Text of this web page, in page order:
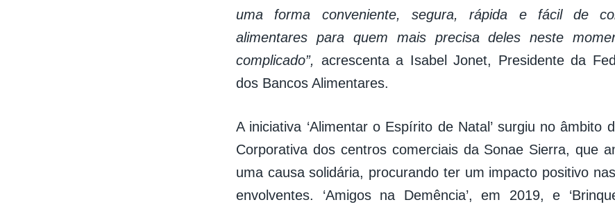
uma forma conveniente, segura, rápida e fácil de
alimentares para quem mais precisa deles neste
complicado”, acrescenta a Isabel Jonet, Presidente da
dos Bancos Alimentares.
A iniciativa ‘Alimentar o Espírito de Natal’ surgiu no âmbito
Corporativa dos centros comerciais da Sonae Sierra, que
uma causa solidária, procurando ter um impacto positivo
envolventes. ‘Amigos na Demência’, em 2019, e